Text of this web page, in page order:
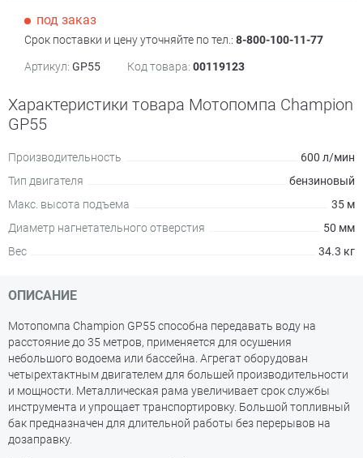
под заказ
Срок поставки и цену уточняйте по тел.: 8-800-100-11-77
Артикул: GP55 Код товара: 00119123
Характеристики товара Мотопомпа Champion
GP55
Производительность
600 л/мин
Тип двигателя
бензиновый
Макс. высота подъема
35 м
Диаметр нагнетательного отверстия
50 мм
Вес
34.3 кг
ОПИСАНИЕ
Мотопомпа Champion GP55 способна передавать воду на
расстояние до 35 метров, применяется для осушения
небольшого водоема или бассейна. Агрегат оборудован
четырехтактным двигателем для большей производительности
и мощности. Металлическая рама увеличивает срок службы
инструмента и упрощает транспортировку. Большой топливный
бак предназначен для длительной работы без перерывов на
дозаправку.